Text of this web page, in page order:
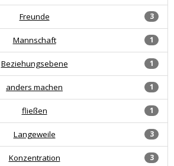
3
Freunde
1
Mannschaft
1
Beziehungsebene
1
anders machen
1
fließen
3
Langeweile
3
Konzentration